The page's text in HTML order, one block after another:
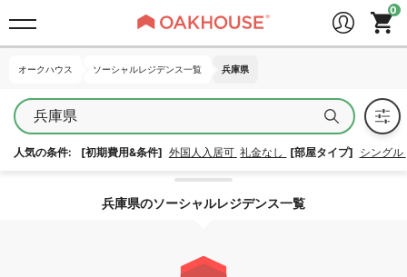
オークハウス ソーシャルレジデンス一覧 兵庫県
兵庫県
人気の条件: [初期費用&条件] 外国人入居可 礼金なし [部屋タイプ] シングル
兵庫県のソーシャルレジデンス一覧
オークハウス ソーシャルレジデンス一覧 兵庫県